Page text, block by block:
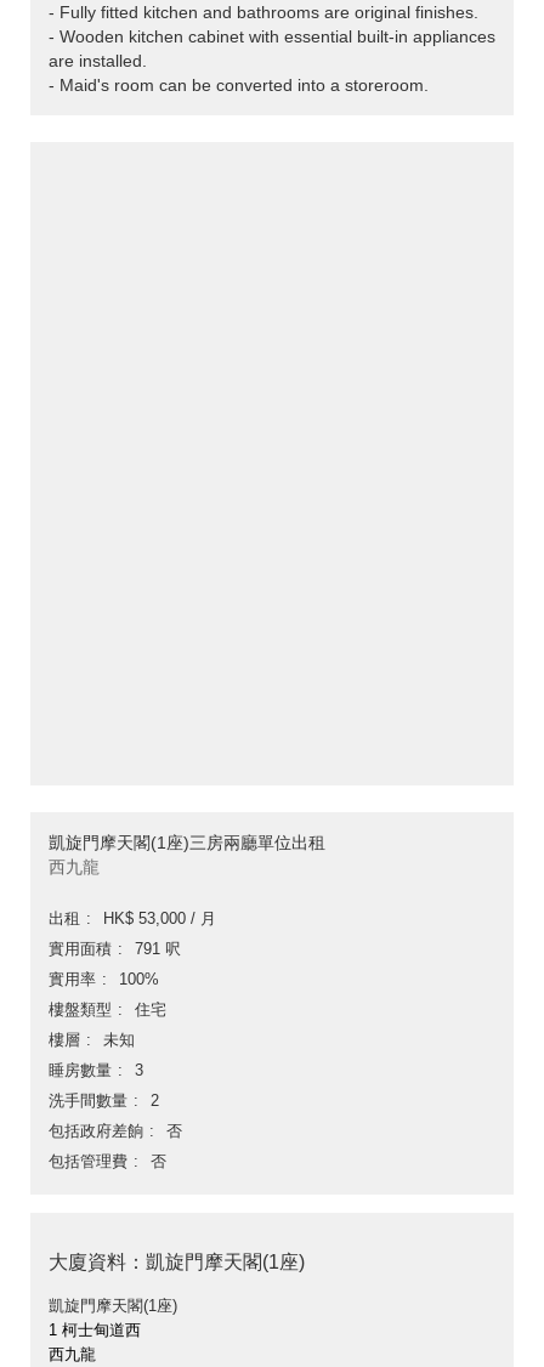
- Fully fitted kitchen and bathrooms are original finishes.
- Wooden kitchen cabinet with essential built-in appliances
are installed.
- Maid's room can be converted into a storeroom.
凱旋門摩天閣(1座)三房兩廳單位出租
西九龍
出租
HK$ 53,000 / 月
實用面積
791 呎
實用率
100%
樓盤類型
住宅
樓層
未知
睡房數量
3
洗手間數量
2
包括政府差餉
否
包括管理費
否
大廈資料：凱旋門摩天閣(1座)
凱旋門摩天閣(1座)
1 柯士甸道西
西九龍